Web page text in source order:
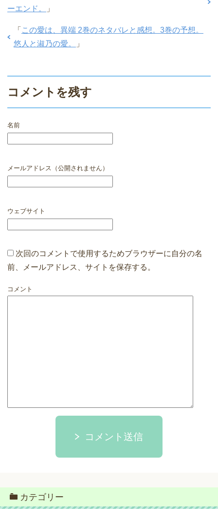
ーエンド。
」
「 この愛は、異端 2巻のネタバレと感想。3巻の予想。
悠人と淑乃の愛。
」
コメントを残す
名前
メールアドレス（公開されません）
ウェブサイト
次回のコメントで使用するためブラウザーに自分の名
前、メールアドレス、サイトを保存する。
コメント
コメント送信
カテゴリー